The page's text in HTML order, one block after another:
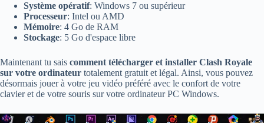
Système opératif: Windows 7 ou supérieur
Processeur: Intel ou AMD
Mémoire: 4 Go de RAM
Stockage: 5 Go d'espace libre
Maintenant tu sais comment télécharger et installer Clash Royale
sur votre ordinateur totalement gratuit et légal. Ainsi, vous pouvez
désormais jouer à votre jeu vidéo préféré avec le confort de votre
clavier et de votre souris sur votre ordinateur PC Windows.